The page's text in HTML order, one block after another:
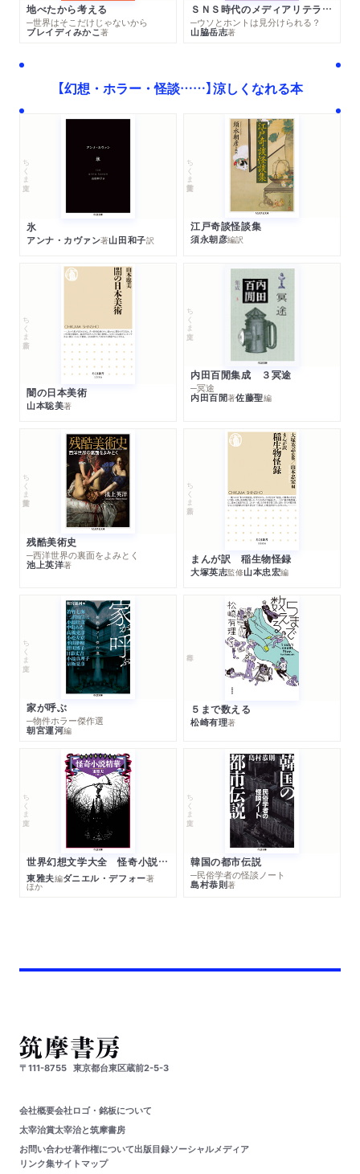
地べたから考える
─世界はそこだけじゃないから
ブレイディみかこ著
ＳＮＳ時代のメディアリテラシー
─ウソとホントは見分けられる？
山脇岳志著
【幻想・ホラー・怪談……】涼しくなれる本
ちくま文庫
氷
アンナ・カヴァン著山田和子訳
ちくま学芸文庫
江戸奇談怪談集
須永朝彦編訳
ちくま新書
闇の日本美術
山本聡美著
ちくま文庫
内田百閒集成 ３冥途
─冥途
内田百閒著佐藤聖編
ちくま学芸文庫
残酷美術史
─西洋世界の裏面をよみとく
池上英洋著
ちくま新書
まんが訳 稲生物怪録
大塚英志監修山本忠宏編
ちくま文庫
家が呼ぶ
─物件ホラー傑作選
朝宮運河編
５まで数える
松崎有理著
ちくま文庫
世界幻想文学大全 怪奇小説精華
東雅夫編ダニエル・デフォー著
ほか
ちくま文庫
韓国の都市伝説
─民俗学者の怪談ノート
島村恭則著
〒111-8755 東京都台東区蔵前2-5-3
会社概要会社ロゴ・銘板について
太宰治賞太宰治と筑摩書房
お問い合わせ著作権について出版目録ソーシャルメディア
リンク集サイトマップ